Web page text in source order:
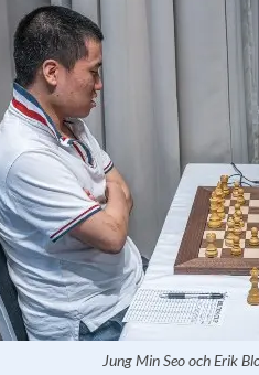
Jung Min Seo och Erik